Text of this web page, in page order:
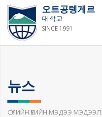
오트공텡게르
대학교
SINCE 1991
뉴스
СҮҮЛИЙН ҮЕИЙН МЭДЭЭ